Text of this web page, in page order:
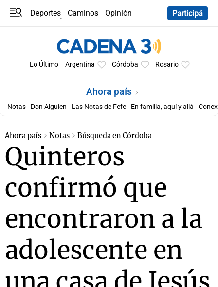
Deportes Caminos
Opinión
Participá
Lo Último Argentina Córdoba Rosario
Ahora país
Notas Don Alguien Las Notas de Fefe En familia, aquí y allá
Ahora país Notas Búsqueda en Córdoba
Quinteros
confirmó que
encontraron a la
adolescente en